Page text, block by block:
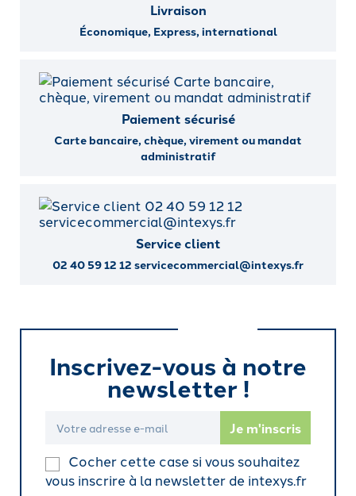
Livraison
Économique, Express, international
Paiement sécurisé
Carte bancaire, chèque, virement ou mandat
administratif
Service client
02 40 59 12 12 servicecommercial@intexys.fr
Inscrivez-vous à notre
newsletter !
Cocher cette case si vous souhaitez
vous inscrire à la newsletter de intexys.fr